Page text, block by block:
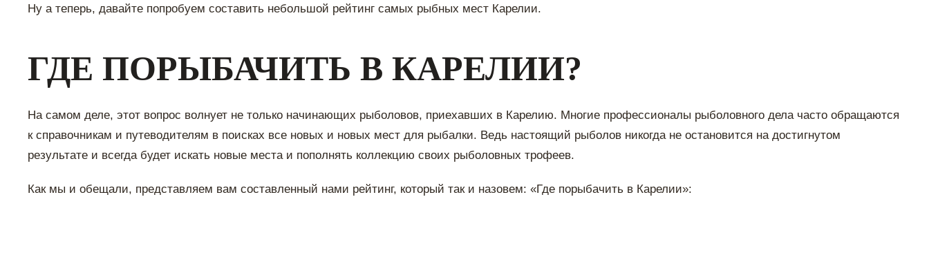
Ну а теперь, давайте попробуем составить небольшой рейтинг самых рыбных мест Карелии.
ГДЕ ПОРЫБАЧИТЬ В КАРЕЛИИ?
На самом деле, этот вопрос волнует не только начинающих рыболовов, приехавших в Карелию. Многие профессионалы рыболовного дела часто обращаются
к справочникам и путеводителям в поисках все новых и новых мест для рыбалки. Ведь настоящий рыболов никогда не остановится на достигнутом
результате и всегда будет искать новые места и пополнять коллекцию своих рыболовных трофеев.
Как мы и обещали, представляем вам составленный нами рейтинг, который так и назовем: «Где порыбачить в Карелии»: